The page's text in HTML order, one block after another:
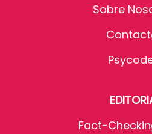
Sobre
Fact-